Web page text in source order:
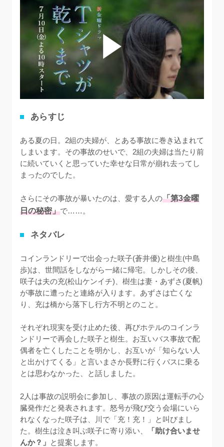
あらすじ
ある夏の日。2組の夫婦が、とある事故に巻き込まれて
しまいます。その事故のせいで、2組の夫婦は当たり前
に続いていくと思っていた幸せな日常が崩れ去ってし
まったのでした。
さらにその事故が暴いたのは、愛する人の「第3金曜
日の秘密」で……。
ネタバレ
コインランドリーで出会った咲子(蒼井優)と樹生(中島
歩)は、世間話をしながら一緒に帰宅。しかしその後、
咲子は夫の充(松山ケンイチ)、樹生は妻・あずさ(夏帆)
が事故に遭ったと連絡が入ります。あずさは亡くな
り、充は橋から落下し行方不明とのこと。
それぞれ現実を受け止めた後、再びホテルのコインラ
ンドリーで再会した咲子と樹生。お互いバス事故で配
偶者を亡くしたことを明かし、お互いが「知らない人
と出かけてくる」と言いまさか長野に行くバスに乗る
とは思わなかった、と話しました。
2人は事故の説明会に参加し、事故の原因は運転手の心
臓発作だと発表されます。怒号が飛び交う会場にいら
れなくなった咲子は、川で「充！充！」と叫びまし
た。樹生は泣き叫ぶ咲子に寄り添い、
「助け合いませ
んか？」 と提案します。